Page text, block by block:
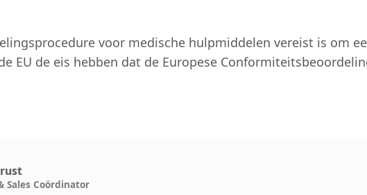
voor medische hulpmiddelen vereist is om
EU de eis hebben dat de Europese
Sales Coördinator